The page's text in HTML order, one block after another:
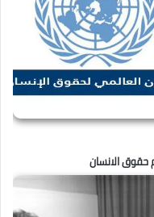
حقوق الانسان